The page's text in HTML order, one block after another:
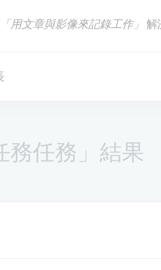
用文章與影像來記錄工作」 解
務任務」結果